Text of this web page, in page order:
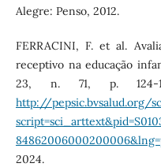
Alegre: Penso, 2012.
FERRACINI, F. et al.
receptivo na educação
23, n. 71, p. 124-
http://pepsic.bvsalud.org/
2024.